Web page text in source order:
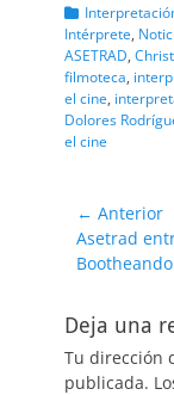
Categorias
Intérprete,
ASETRAD,
filmoteca,
el cine,
Dolores
el cine
de
entradas
← Anterior
Entrada
anterior:
Asetrad
Deja una
Tu dirección
publicada.